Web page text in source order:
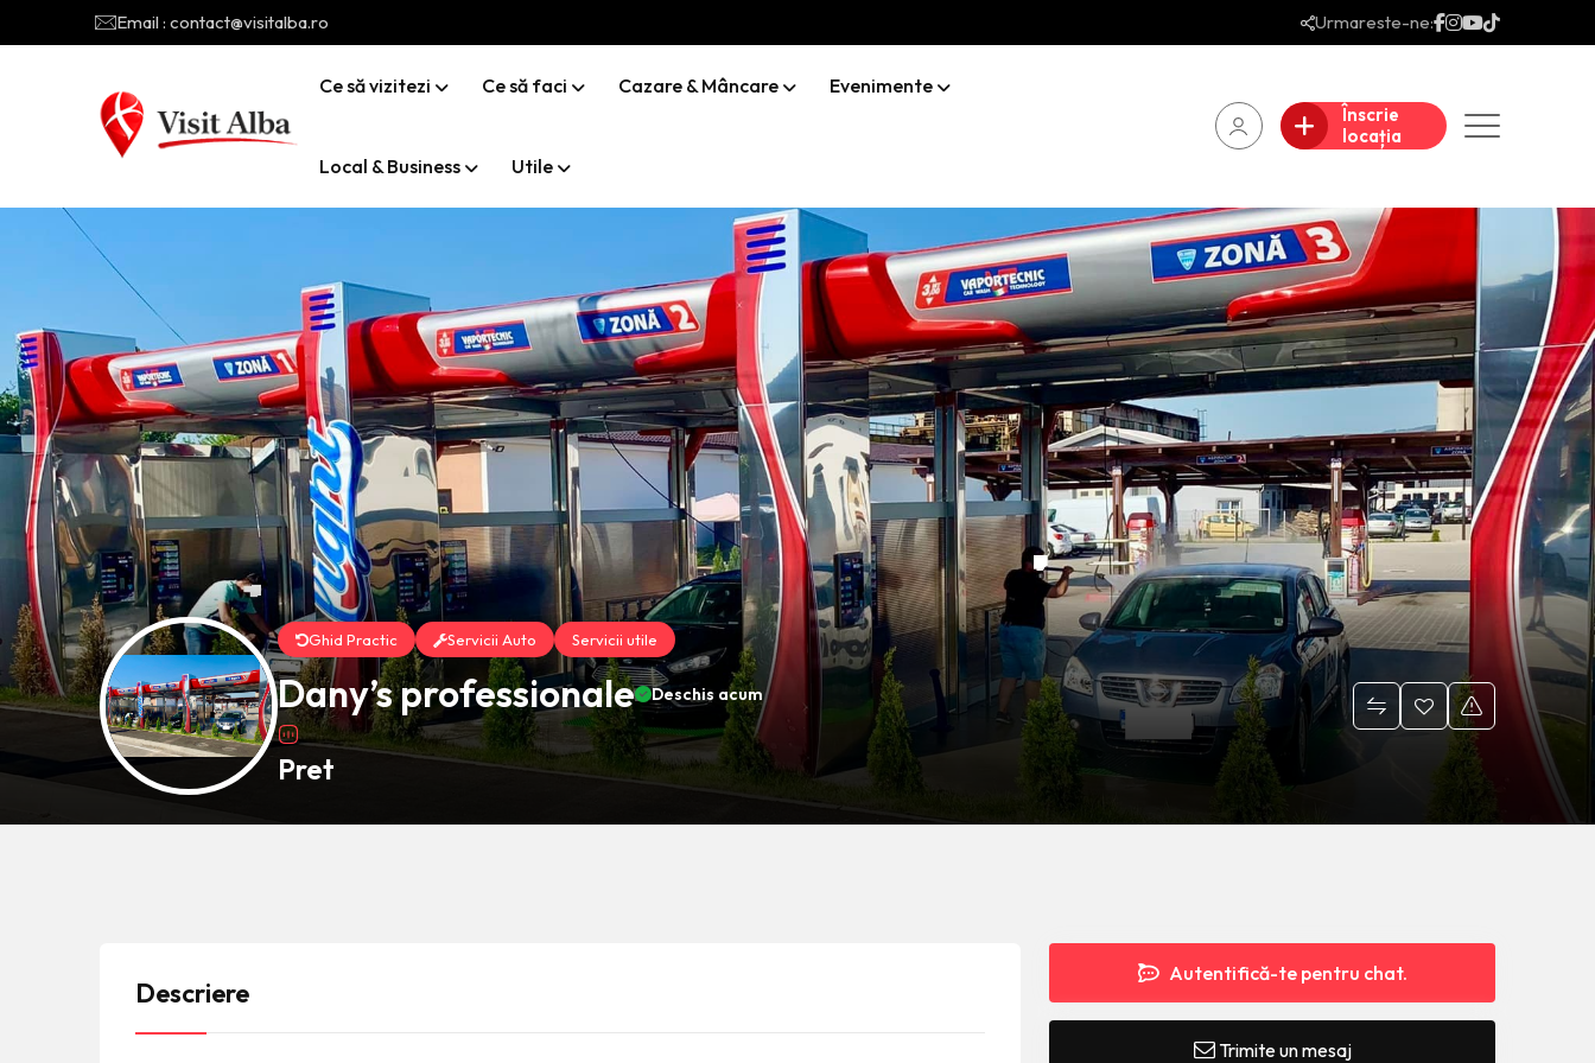
Email : contact@visitalba.ro Urmareste-ne:
Ce să vizitezi Ce să faci Cazare & Mâncare Evenimente
Local & Business Utile
Înscrie
locația
Ghid Practic Servicii Auto Servicii utile
Dany’s professionale Deschis acum
Pret
Descriere
Autentifică-te pentru chat.
Trimite un mesaj